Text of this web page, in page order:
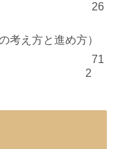
26
考え方と進め方）
71
2